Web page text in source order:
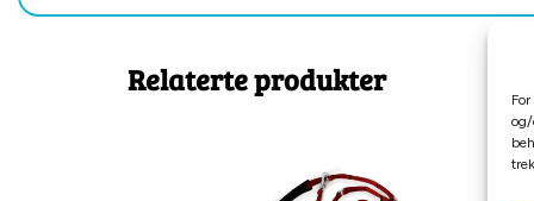
og/
Relaterte produkter